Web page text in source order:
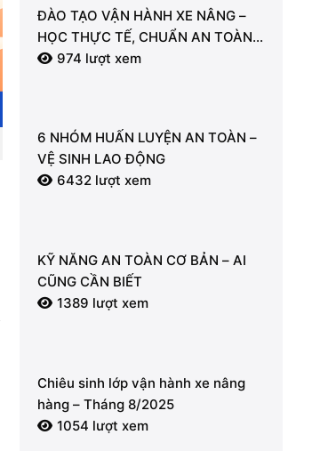
ĐÀO TẠO VẬN HÀNH XE NÂNG –
HỌC THỰC TẾ, CHUẨN AN TOÀN |
LDT974 lượt xem
6 NHÓM HUẤN LUYỆN AN TOÀN –
VỆ SINH LAO ĐỘNG
6432 lượt xem
KỸ NĂNG AN TOÀN CƠ BẢN – AI
CŨNG CẦN BIẾT
1389 lượt xem
Chiêu sinh lớp vận hành xe nâng
hàng – Tháng 8/2025
1054 lượt xem